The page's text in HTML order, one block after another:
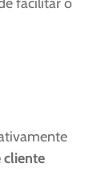
cliente